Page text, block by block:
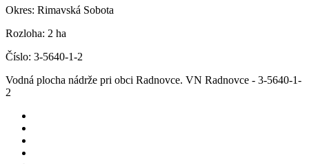
Okres: Rimavská Sobota
Rozloha: 2 ha
Číslo: 3-5640-1-2
Vodná plocha nádrže pri obci Radnovce. VN Radnovce - 3-5640-1-
2